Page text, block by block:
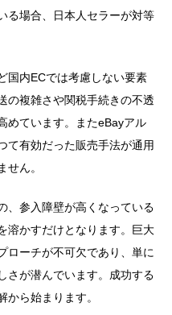
る場合、日本人セラーが対等
国内ECでは考慮しない要素
の複雑さや関税手続きの不透
めています。またeBayアル
て有効だった販売手法が通用
せん。
、参入障壁が高くなっている
溶かすだけとなります。巨大
ローチが不可欠であり、単に
さが潜んでいます。成功する
から始まります。